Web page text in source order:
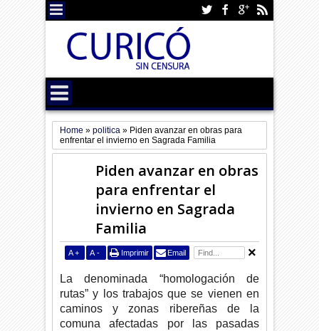
Home »politica » Piden avanzar en obras para
enfrentar el invierno en Sagrada Familia
Piden avanzar en obras
para enfrentar el
invierno en Sagrada
Familia
A + A - Imprimir Email
La denominada “homologación de
rutas” y los trabajos que se vienen en
caminos y zonas ribereñas de la
comuna afectadas por las pasadas